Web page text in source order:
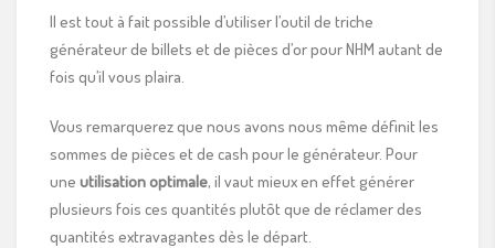
Il est tout à fait possible d’utiliser l’outil de triche
générateur de billets et de pièces d’or pour NHM autant de
fois qu’il vous plaira.
Vous remarquerez que nous avons nous même définit les
sommes de pièces et de cash pour le générateur. Pour
une utilisation optimale, il vaut mieux en effet générer
plusieurs fois ces quantités plutôt que de réclamer des
quantités extravagantes dès le départ.